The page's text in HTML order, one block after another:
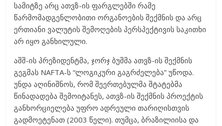
სამიტზე არც ათვზ-ის ფარგლებში რამე
წარმომადგენლობითი ორგანოების შექმნის და არც
ერთიანი ვალუტის შემოღების პერსპექტივის საკითხი
არ იყო განხილული.
აშშ-ის პრეზიდენტმა, ჯორჯ ბუშმა ათვზ-ის შექმნის
გეგმას NAFTA-ს “ლოგიკური გაგრძელება” უწოდა.
უნდა აღინიშნოს, რომ შეერთებულმა შტატებმა
წინადადება შემოიტანეს, ათვზ-ის შექმნის პროექტის
განხორციელება უფრო ადრეული თარიღისთვის
გადმოეტენათ (2003 წელი). თუმცა, ბრაზილიისა და